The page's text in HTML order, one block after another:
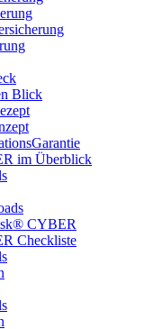
Blick
im Überblick
CYBER
Checkliste